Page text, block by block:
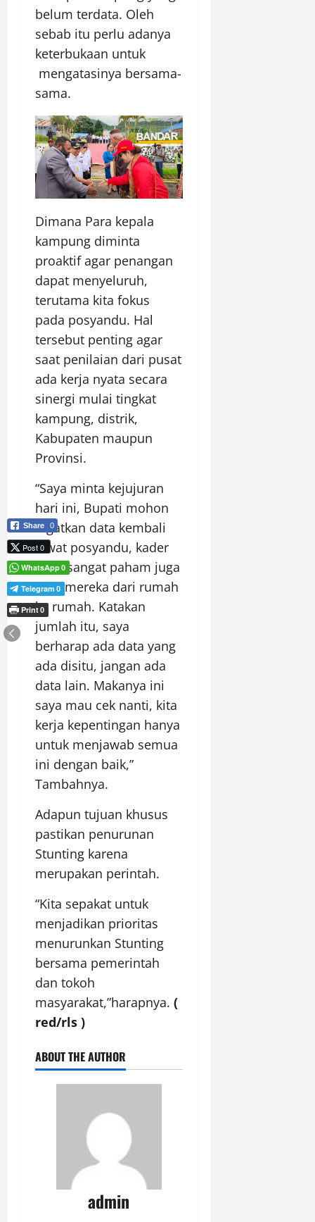
belum terdata. Oleh
sebab itu perlu adanya
keterbukaan untuk
mengatasinya bersama-
sama.
Dimana Para kepala
kampung diminta
proaktif agar penangan
dapat menyeluruh,
terutama kita fokus
pada posyandu. Hal
tersebut penting agar
saat penilaian dari pusat
ada kerja nyata secara
sinergi mulai tingkat
kampung, distrik,
Kabupaten maupun
Provinsi.
“Saya minta kejujuran
hari ini, Bupati mohon
ingatkan data kembali
lewat posyandu, kader
yang sangat paham juga
agar mereka dari rumah
ke rumah. Katakan
jumlah itu, saya
berharap ada data yang
ada disitu, jangan ada
data lain. Makanya ini
saya mau cek nanti, kita
kerja kepentingan hanya
untuk menjawab semua
ini dengan baik,”
Tambahnya.
Adapun tujuan khusus
pastikan penurunan
Stunting karena
merupakan perintah.
“Kita sepakat untuk
menjadikan prioritas
menurunkan Stunting
bersama pemerintah
dan tokoh
masyarakat,”harapnya. (
red/rls )
ABOUT THE AUTHOR
admin
Share 0
Post 0
WhatsApp0
Telegram 0
Print0